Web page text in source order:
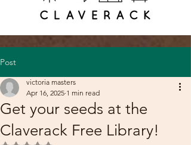
Post
Get your seeds at the
Claverack Free Library!
victoria masters
Apr 16, 2025 1 min read